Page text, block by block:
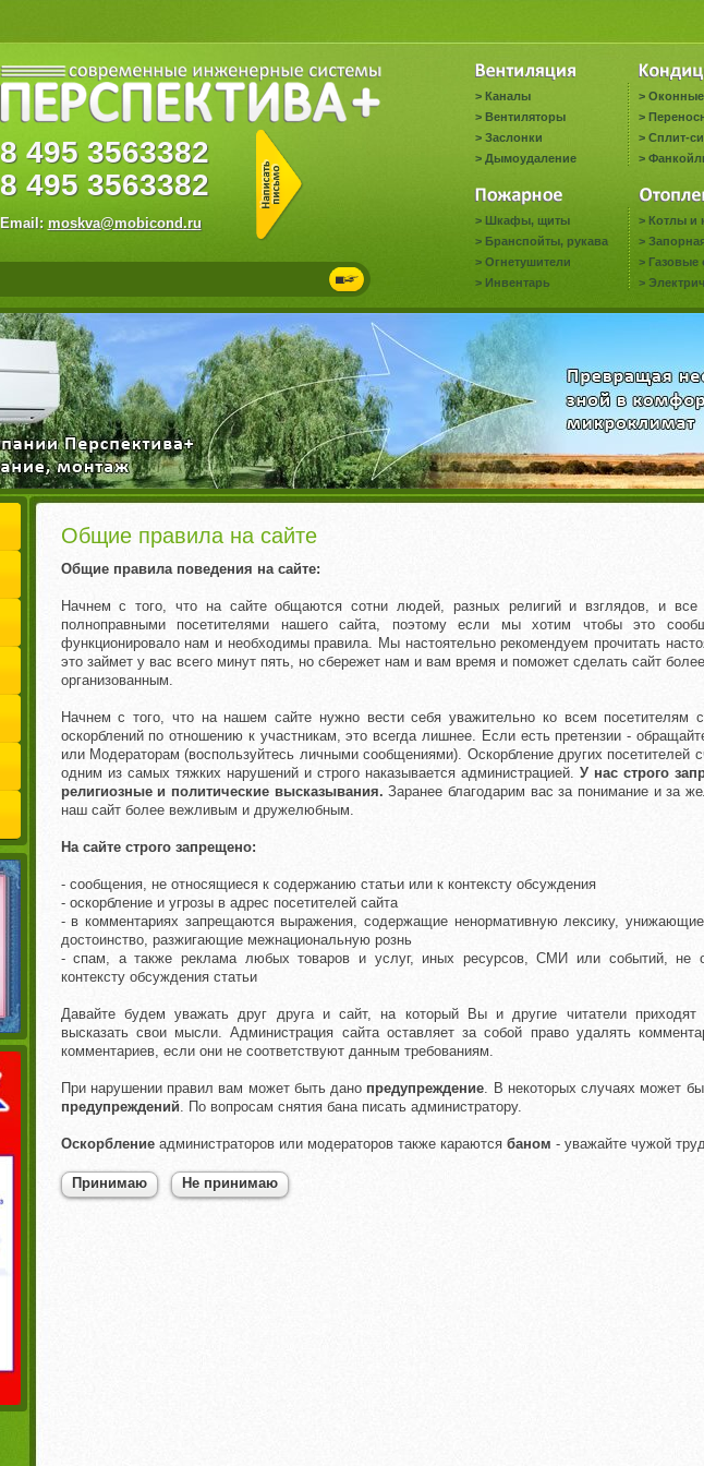
8 495 3563382
8 495 3563382
Email: moskva@mobicond.ru
> Каналы
> Вентиляторы
> Заслонки
> Дымоудаление
>
>
> Сплит-
>
> Шкафы, щиты
> Бранспойты, рукава
> Огнетушители
> Инвентарь
> Котлы и
>
> Газовые
>
Общие правила на сайте
Общие правила поведения на сайте:
Начнем с того, что на сайте общаются сотни людей, разных религий и взглядов, и все
полноправными посетителями нашего сайта, поэтому если мы хотим чтобы это
функционировало нам и необходимы правила. Мы настоятельно рекомендуем прочитать
это займет у вас всего минут пять, но сбережет нам и вам время и поможет сделать сайт
организованным.
Начнем с того, что на нашем сайте нужно вести себя уважительно ко всем посетителям
оскорблений по отношению к участникам, это всегда лишнее. Если есть претензии -
или Модераторам (воспользуйтесь личными сообщениями). Оскорбление других посетителей
одним из самых тяжких нарушений и строго наказывается администрацией. У нас строго
религиозные и политические высказывания. Заранее благодарим вас за понимание и за
наш сайт более вежливым и дружелюбным.
На сайте строго запрещено:
- сообщения, не относящиеся к содержанию статьи или к контексту обсуждения
- оскорбление и угрозы в адрес посетителей сайта
- в комментариях запрещаются выражения, содержащие ненормативную лексику, унижающие
достоинство, разжигающие межнациональную рознь
- спам, а также реклама любых товаров и услуг, иных ресурсов, СМИ или событий, не
контексту обсуждения статьи
Давайте будем уважать друг друга и сайт, на который Вы и другие читатели приходят
высказать свои мысли. Администрация сайта оставляет за собой право удалять
комментариев, если они не соответствуют данным требованиям.
При нарушении правил вам может быть дано предупреждение. В некоторых случаях может
предупреждений. По вопросам снятия бана писать администратору.
Оскорблениеадминистраторов или модераторов также караются баном - уважайте чужой